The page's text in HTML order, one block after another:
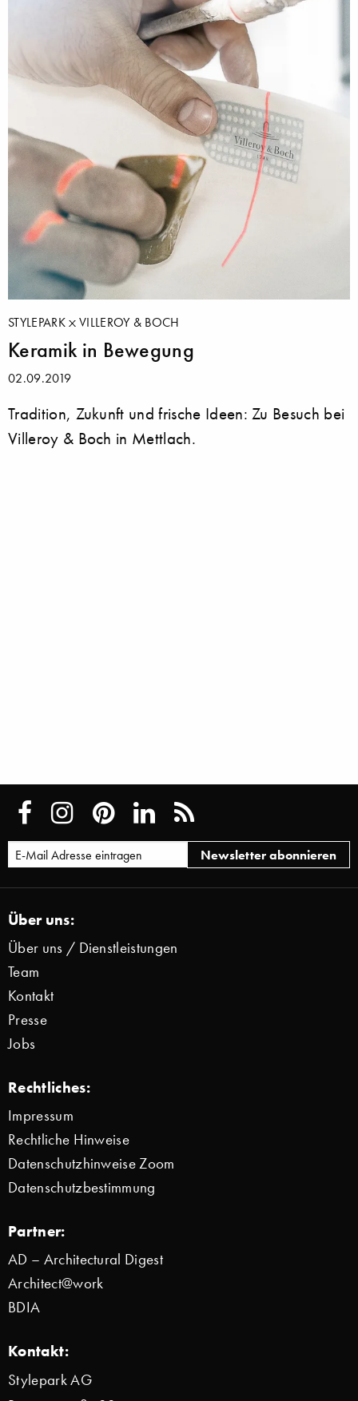
STYLEPARK VILLEROY & BOCH
Keramik in Bewegung
02.09.2019
Tradition, Zukunft und frische Ideen: Zu Besuch bei
Villeroy & Boch in Mettlach.
Über uns:
Über uns / Dienstleistungen
Team
Kontakt
Presse
Jobs
Rechtliches:
Impressum
Rechtliche Hinweise
Datenschutzhinweise Zoom
Datenschutzbestimmung
Partner:
AD – Architectural Digest
Architect@work
BDIA
Kontakt:
Stylepark AG